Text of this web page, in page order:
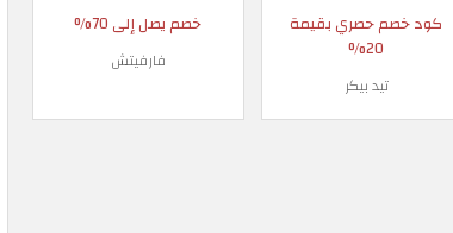
كود خصم حصري بقيمة
20%
تيد بيكر
خصم يصل إلى 70%
فارفيتش